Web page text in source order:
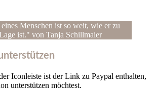
Menschen ist so weit, wie er zu
ist." von Tanja Schillmaier
Iconleiste ist der Link zu Paypal enthalten,
unterstützen möchtest.